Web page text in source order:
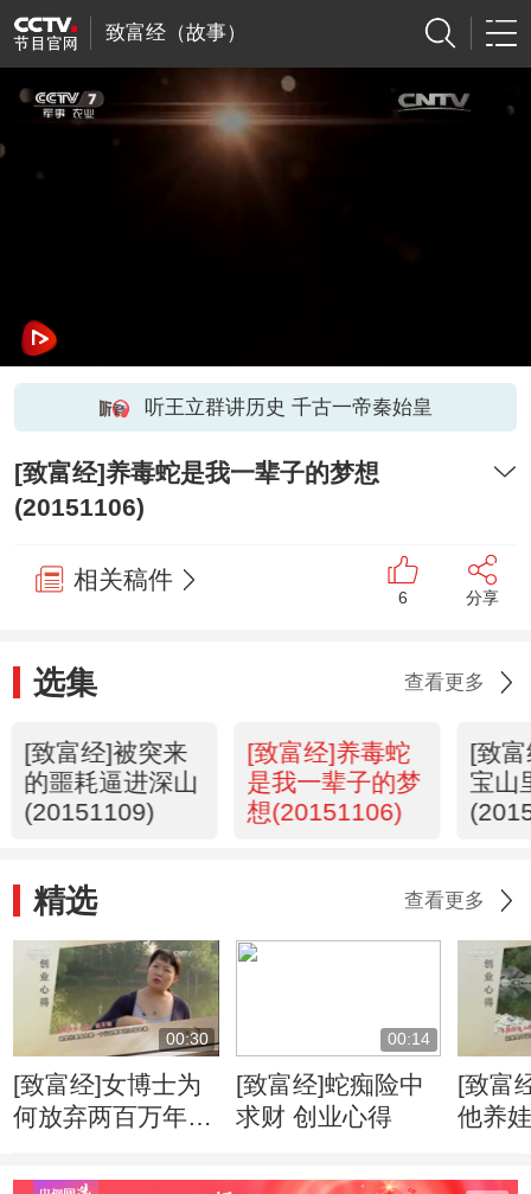
致富经（故事）
听王立群讲历史 千古一帝秦始皇
[致富经]养毒蛇是我一辈子的梦想
(20151106)
相关稿件
6 分享
选集 查看更多
[致富经]被突来
的噩耗逼进深山
(20151109)
[致富经]养毒蛇
是我一辈子的梦
想(20151106)
[致
宝山
精选 查看更多
00:30
[致富经]女博士为
何放弃两百万年薪
00:14
[致富经]蛇痴险中
求财 创业心得
[致富
他养